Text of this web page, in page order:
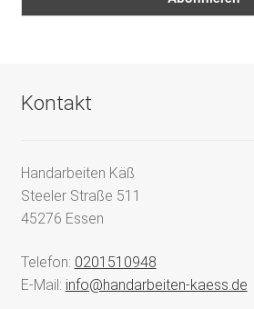
Kontakt
Handarbeiten Käß
Steeler Straße 511
45276 Essen
Telefon: 0201510948
E-Mail: info@handarbeiten-kaess.de